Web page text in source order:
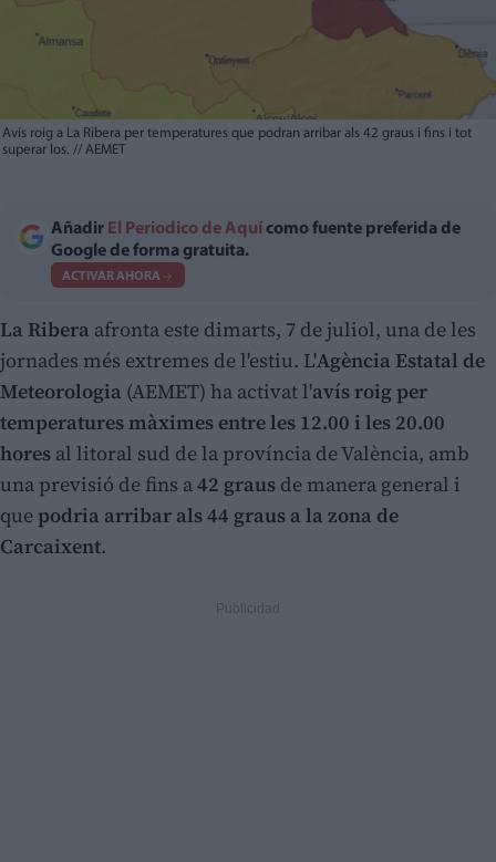
Avís roig a La Ribera per temperatures que podran arribar als 42 graus i fins i tot
superar los. // AEMET
Añadir El Periodico de Aquí como fuente preferida de
Google de forma gratuita.
ACTIVAR AHORA
La Ribera afronta este dimarts, 7 de juliol, una de les
jornades més extremes de l'estiu. L'Agència Estatal de
Meteorologia (AEMET) ha activat l'avís roig per
temperatures màximes entre les 12.00 i les 20.00
hores al litoral sud de la província de València, amb
una previsió de fins a42 graus de manera general i
quepodria arribar als 44 graus a la zona de
Carcaixent.